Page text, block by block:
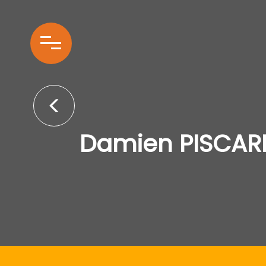
Damien